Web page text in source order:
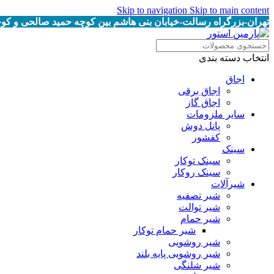
Skip to navigation Skip to main content
تهران-بزرگراه رسالت-خیابان بنی هاشم بین کوچه حمید صالحی و کوچه خرمیان
انتخاب دسته بندی
اجاق
اجاق برقى
اجاق گاز
سایر ملزومات
پانل دوش
کفشور
سینک
سینک توکار
سینک روکار
شیرآلات
شیر تصفیه
شیر توالت
شیر حمام
شیر حمام توکار
شیر روشویی
شیر روشویی پایه بلند
شیر شلنگی